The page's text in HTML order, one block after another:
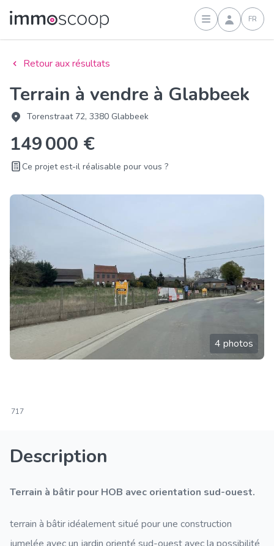
Connexion
FR
Retour aux résultats
Terrain à vendre à Glabbeek
Torenstraat 72, 3380 Glabbeek
149 000 €
Ce projet est-il réalisable pour vous ?
4 photos
717
Description
Terrain à bâtir pour HOB avec orientation sud-ouest.
terrain à bâtir idéalement situé pour une construction